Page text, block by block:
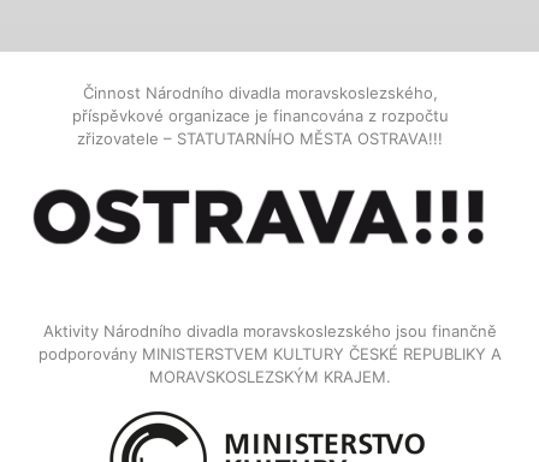
Činnost Národního divadla moravskoslezského,
příspěvkové organizace je financována z rozpočtu
zřizovatele – STATUTARNÍHO MĚSTA OSTRAVA!!!
Aktivity Národního divadla moravskoslezského jsou finančně
podporovány MINISTERSTVEM KULTURY ČESKÉ REPUBLIKY A
MORAVSKOSLEZSKÝM KRAJEM.